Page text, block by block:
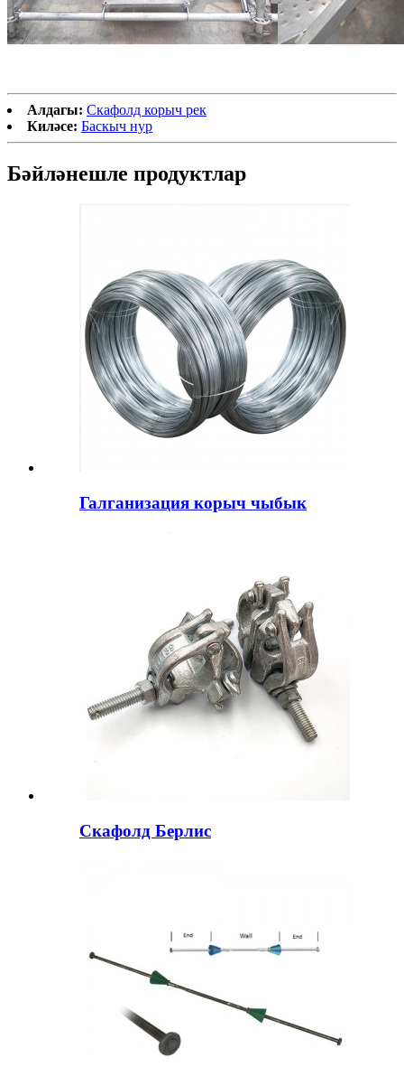
Алдагы: Скафолд корыч рек
Киләсе: Баскыч нур
Бәйләнешле продуктлар
Галганизация корыч чыбык
Скафолд Берлис